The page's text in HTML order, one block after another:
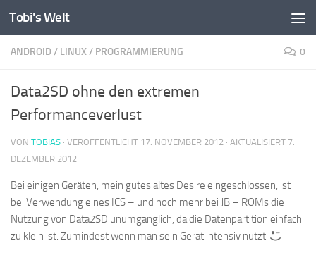
Zum Inhalt springen
Tobi's Welt
ANDROID / LINUX/ PROGRAMMIERUNG 0
Data2SD ohne den extremen
Performanceverlust
VON TOBIAS · VERÖFFENTLICHT 17. NOVEMBER 2012 · AKTUALISIERT 7.
DEZEMBER 2012
Bei einigen Geräten, mein gutes altes Desire eingeschlossen, ist
bei Verwendung eines ICS – und noch mehr bei JB – ROMs die
Nutzung von Data2SD unumgänglich, da die Datenpartition einfach
zu klein ist. Zumindest wenn man sein Gerät intensiv nutzt